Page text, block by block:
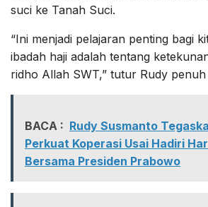
suci ke Tanah Suci.
“Ini menjadi pelajaran penting bagi
ibadah haji adalah tentang
ridho Allah SWT,” tutur Rudy
BACA : Rudy Susmanto
Perkuat Koperasi Usai Hadiri
Bersama Presiden Prabowo